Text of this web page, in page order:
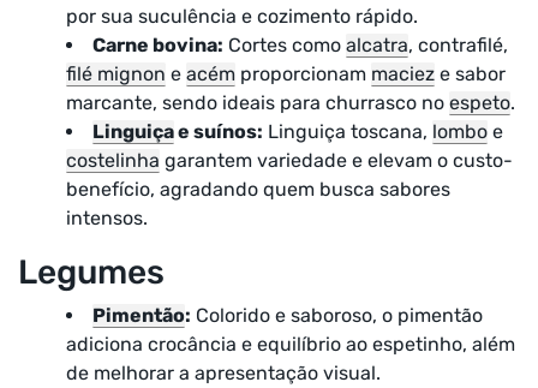
por sua suculência e cozimento rápido.
Carne bovina: Cortes como alcatra, contrafilé,
filé mignon e acém proporcionam maciez e sabor
marcante, sendo ideais para churrasco no espeto.
Linguiçae suínos: Linguiça toscana, lombo e
costelinha garantem variedade e elevam o custo-
benefício, agradando quem busca sabores
intensos.
Legumes
Pimentão: Colorido e saboroso, o pimentão
adiciona crocância e equilíbrio ao espetinho, além
de melhorar a apresentação visual.